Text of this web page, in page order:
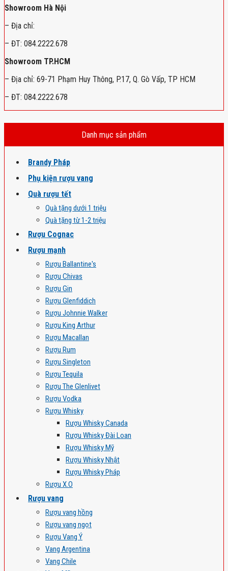
Showroom Hà Nội
– Địa chỉ:
– ĐT: 084.2222.678
Showroom TP.HCM
– Địa chỉ: 69-71 Phạm Huy Thông, P.17, Q. Gò Vấp, TP HCM
– ĐT: 084.2222.678
Danh mục sản phẩm
Brandy Pháp
Phụ kiện rượu vang
Quà rượu tết
Quà tặng dưới 1 triệu
Quà tặng từ 1-2 triệu
Rượu Cognac
Rượu mạnh
Rượu Ballantine's
Rượu Chivas
Rượu Gin
Rượu Glenfiddich
Rượu Johnnie Walker
Rượu King Arthur
Rượu Macallan
Rượu Rum
Rượu Singleton
Rượu Tequila
Rượu The Glenlivet
Rượu Vodka
Rượu Whisky
Rượu Whisky Canada
Rượu Whisky Đài Loan
Rượu Whisky Mỹ
Rượu Whisky Nhật
Rượu Whisky Pháp
Rượu X.O
Rượu vang
Rượu vang hồng
Rượu vang ngọt
Rượu Vang Ý
Vang Argentina
Vang Chile